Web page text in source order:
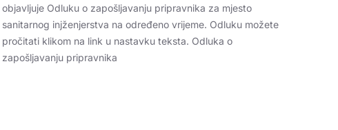
objavljuje Odluku o zapošljavanju pripravnika za mjesto
sanitarnog injženjerstva na određeno vrijeme. Odluku možete
pročitati klikom na link u nastavku teksta. Odluka o
zapošljavanju pripravnika